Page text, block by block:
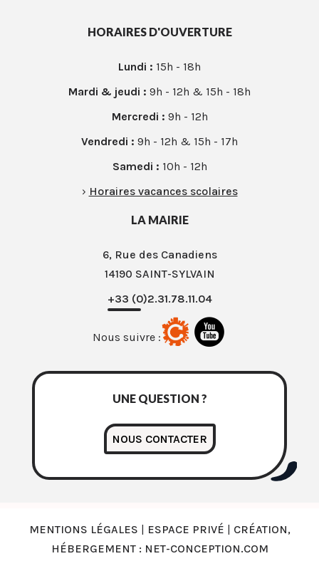
HORAIRES D'OUVERTURE
Lundi : 15h - 18h
Mardi & jeudi : 9h - 12h & 15h - 18h
Mercredi : 9h - 12h
Vendredi : 9h - 12h & 15h - 17h
Samedi : 10h - 12h
› Horaires vacances scolaires
LA MAIRIE
6, Rue des Canadiens
14190 SAINT-SYLVAIN
+33 (0)2.31.78.11.04
Nous suivre :
UNE QUESTION ?
NOUS CONTACTER
MENTIONS LÉGALES | ESPACE PRIVÉ | CRÉATION,
HÉBERGEMENT : NET-CONCEPTION.COM